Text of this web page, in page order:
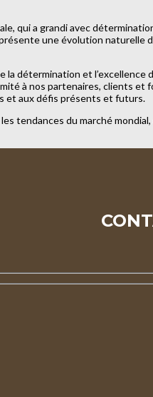
qui a grandi avec
une évolution
et l’excellence
à nos partenaires, clients
et aux défis présents et futurs.
tendances du marché